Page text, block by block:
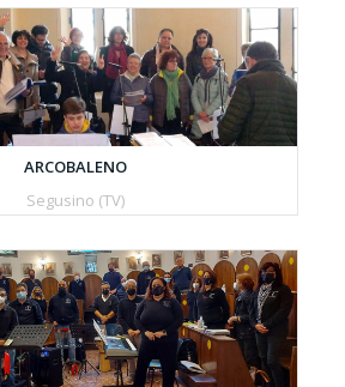
ARCOBALENO
Segusino (TV)